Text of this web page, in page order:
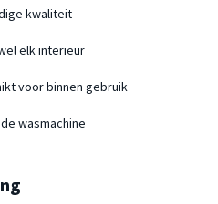
kwaliteit
elk interieur
voor binnen gebruik
wasmachine